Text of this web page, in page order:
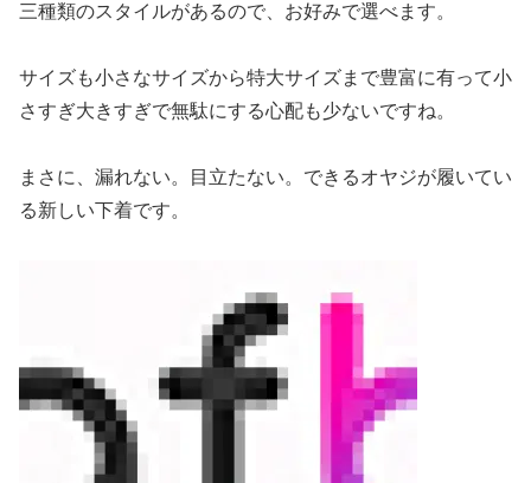
三種類のスタイルがあるので、お好みで選べます。
サイズも小さなサイズから特大サイズまで豊富に有って小
さすぎ大きすぎで無駄にする心配も少ないですね。
まさに、漏れない。目立たない。できるオヤジが履いてい
る新しい下着です。